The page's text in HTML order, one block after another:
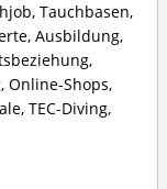
, Tauchbasen,
, Ausbildung,
,
, Online-Shops,
, TEC-Diving,